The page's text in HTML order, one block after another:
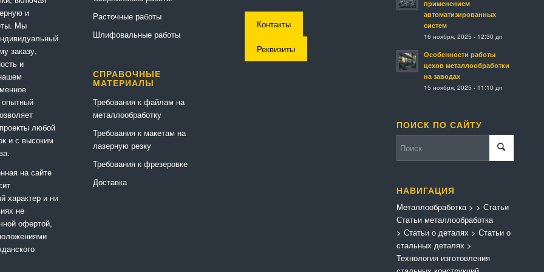
и
Мы
заказу,
и
опытный
любой
и с высоким
на сайте
характер и ни
не
офертой,
Расточные работы
Шлифовальные работы
СПРАВОЧНЫЕ
МАТЕРИАЛЫ
Требования к файлам на
металлообработку
Требования к макетам на
лазерную резку
Требования к фрезеровке
Доставка
Контакты
Реквизиты
применением
автоматизированных
систем
16 ноября, 2025 - 12:30 дп
Особенности работы
цехов металлообработки
на заводах
15 ноября, 2025 - 11:10 дп
ПОИСК ПО САЙТУ
НАВИГАЦИЯ
Металлообработка>
Статьи металлообработка
> Статьи
> Статьи о деталях > Статьи о
стальных деталях >
Технология изготовления